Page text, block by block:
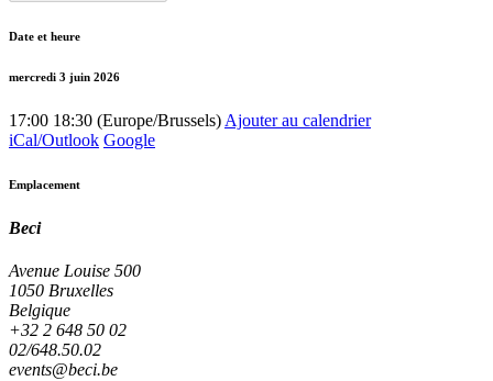
Date et heure
mercredi 3 juin 2026
17:00 18:30 (Europe/Brussels) Ajouter au calendrier
iCal/Outlook Google
Emplacement
Beci
Avenue Louise 500
1050 Bruxelles
Belgique
+32 2 648 50 02
02/648.50.02
events@beci.be